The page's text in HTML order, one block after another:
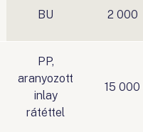
BU 2 000
PP,
aranyozott
inlay
rátéttel
15 000